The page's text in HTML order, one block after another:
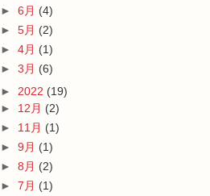
► 6月 (4)
► 5月 (2)
► 4月 (1)
► 3月 (6)
► 2022 (19)
► 12月 (2)
► 11月 (1)
► 9月 (1)
► 8月 (2)
► 7月 (1)